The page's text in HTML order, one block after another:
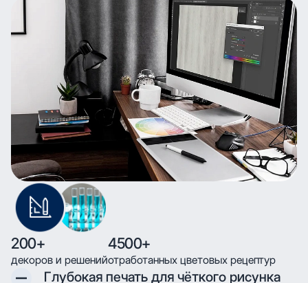
200+
декоров и решений
4500+
отработанных цветовых рецептур
Глубокая печать для чёткого рисунка